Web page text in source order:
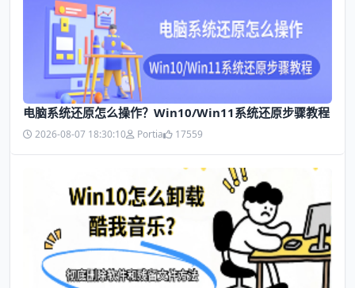
电脑系统还原怎么操作？Win10/Win11系统还原步骤教程
2026-08-07 18:30:10 Portia 17559